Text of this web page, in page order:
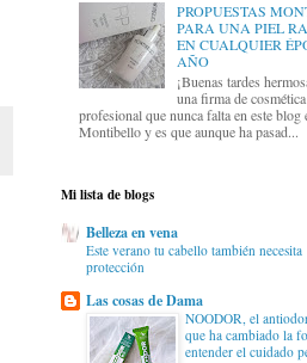
PROPUESTAS
PARA UNA PIEL
EN CUALQUIER
AÑO
¡Buenas tardes
una firma de cosmética
profesional que nunca falta en este blog
Montibello y es que aunque ha pasad...
Mi lista de blogs
Belleza en vena
Este verano tu cabello también necesita
protección
Las cosas de Dama
NOODOR, el
que ha cambiado la
entender el cuidado